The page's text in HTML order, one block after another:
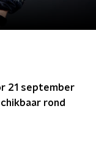
21 september
rond